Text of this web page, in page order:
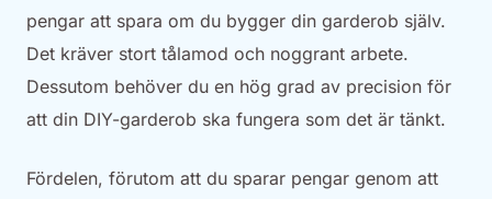
pengar att spara om du bygger din garderob själv.
Det kräver stort tålamod och noggrant arbete.
Dessutom behöver du en hög grad av precision för
att din DIY-garderob ska fungera som det är tänkt.
Fördelen, förutom att du sparar pengar genom att